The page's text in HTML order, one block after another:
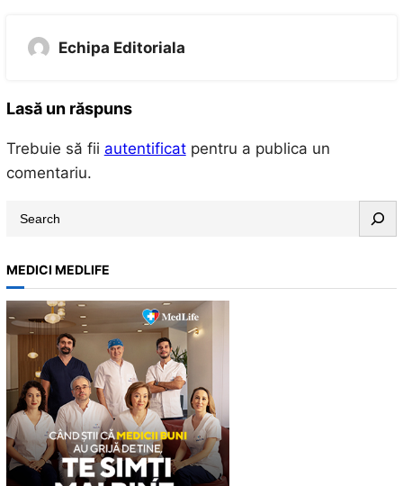
Echipa Editoriala
Lasă un răspuns
Trebuie să fii autentificatpentru a publica un
comentariu.
r
c
h
MEDICI MEDLIFE